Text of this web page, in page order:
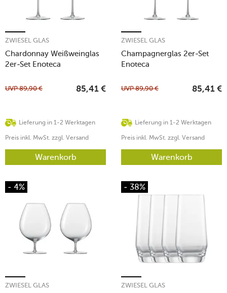
Chardonnay Weißweinglas
2er-Set Enoteca
ZWIESEL GLAS
Lieferung in 1-2 Werktagen
UVP89,90 € 85,41 €
Preis inkl. MwSt. zzgl. Versand
Warenkorb
Champagnerglas 2er-Set
Enoteca
ZWIESEL GLAS
Lieferung in 1-2 Werktagen
UVP89,90 € 85,41 €
Preis inkl. MwSt. zzgl. Versand
Warenkorb
- 4%
ZWIESEL GLAS
- 38%
ZWIESEL GLAS